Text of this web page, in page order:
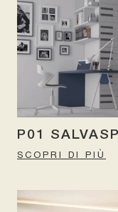
P01
SCOPRI DI PIÙ